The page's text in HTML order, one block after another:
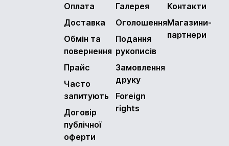
Оплата
Доставка
Обмін та
повернення
Прайс
Часто
запитують
Договір
публічної
оферти
Галерея
Оголошення
Подання
рукописів
Замовлення
друку
Foreign
rights
Контакти
Магазини-
партнери